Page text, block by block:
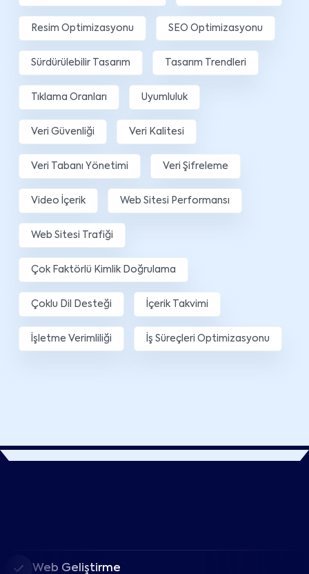
Resim Optimizasyonu SEO Optimizasyonu
Sürdürülebilir Tasarım Tasarım Trendleri
Tıklama Oranları Uyumluluk
Veri Güvenliği Veri Kalitesi
Veri Tabanı Yönetimi Veri Şifreleme
Video İçerik Web Sitesi Performansı
Web Sitesi Trafiği
Çok Faktörlü Kimlik Doğrulama
Çoklu Dil Desteği İçerik Takvimi
İşletme Verimliliği İş Süreçleri Optimizasyonu
Web Geliştirme